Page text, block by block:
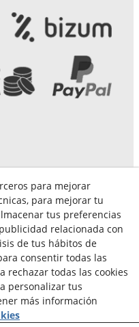
para mejorar
para mejorar tu
tus preferencias
relacionada con
de tus hábitos de
consentir todas las
rechazar todas las cookies
personalizar tus
más información